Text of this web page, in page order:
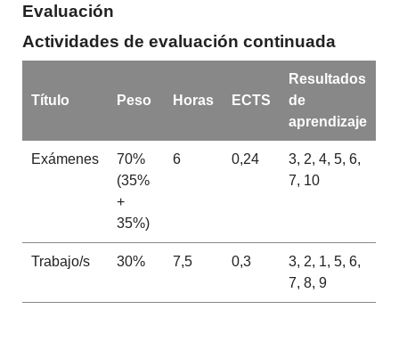
Evaluación
Actividades de evaluación continuada
Título Peso Horas ECTS
Resultados
de
aprendizaje
Exámenes
70%
(35%
+
35%)
6 0,24
3, 2, 4, 5, 6,
7, 10
Trabajo/s 30% 7,5 0,3
3, 2, 1, 5, 6,
7, 8, 9